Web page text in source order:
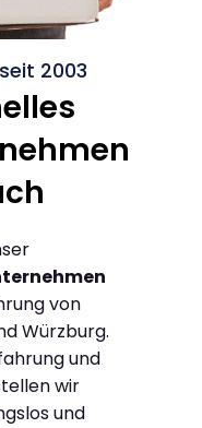
2003
von
Würzburg.
und
wir
und